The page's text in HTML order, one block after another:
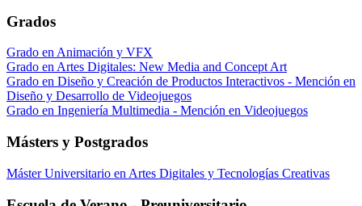
Grados
Grado en Animación y VFX
Grado en Artes Digitales: New Media and Concept Art
Grado en Diseño y Creación de Productos Interactivos - Mención en
Diseño y Desarrollo de Videojuegos
Grado en Ingeniería Multimedia - Mención en Videojuegos
Másters y Postgrados
Máster Universitario en Artes Digitales y Tecnologías Creativas